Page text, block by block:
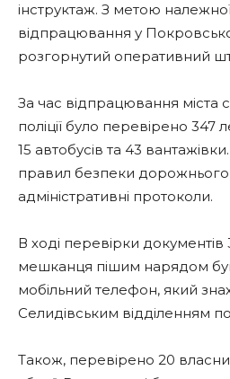
інструктаж. З метою
відпрацювання у
розгорнутий оперативний
За час відпрацювання міста
поліції було перевірено 347
15 автобусів та 43
правил безпеки
адміністративні протоколи.
В ході перевірки документів
мешканця пішим нарядом
мобільний телефон, який
Селидівським відділенням
Також, перевірено 20